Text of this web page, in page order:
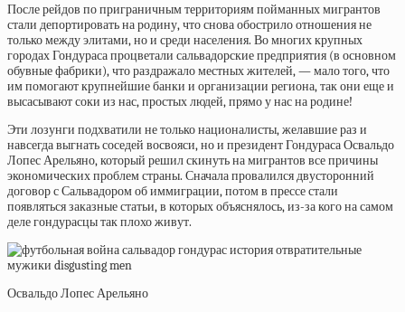
После рейдов по приграничным территориям пойманных мигрантов
стали депортировать на родину, что снова обострило отношения не
только между элитами, но и среди населения. Во многих крупных
городах Гондураса процветали сальвадорские предприятия (в основном
обувные фабрики), что раздражало местных жителей, — мало того, что
им помогают крупнейшие банки и организации региона, так они еще и
высасывают соки из нас, простых людей, прямо у нас на родине!
Эти лозунги подхватили не только националисты, желавшие раз и
навсегда выгнать соседей восвояси, но и президент Гондураса Освальдо
Лопес Арельяно, который решил скинуть на мигрантов все причины
экономических проблем страны. Сначала провалился двусторонний
договор с Сальвадором об иммиграции, потом в прессе стали
появляться заказные статьи, в которых объяснялось, из-за кого на самом
деле гондурасцы так плохо живут.
Освальдо Лопес Арельяно